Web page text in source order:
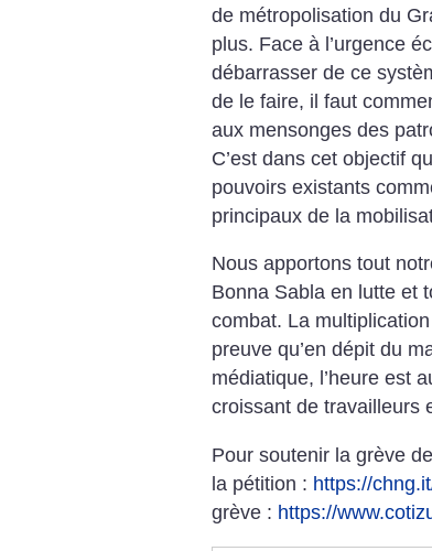
de métropolisation du
plus. Face à l’urgence
débarrasser de ce
de le faire, il faut
aux mensonges des
C’est dans cet objectif
pouvoirs existants
principaux de la
Nous apportons tout
Bonna Sabla en lutte et
combat. La
preuve qu’en dépit du
médiatique, l’heure est
croissant de travailleurs
Pour soutenir la grève
la pétition : https://
grève : https://